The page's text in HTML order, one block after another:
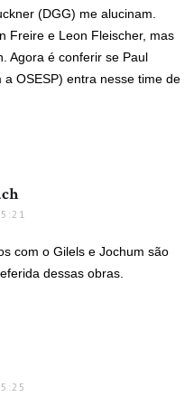
(DGG) me alucinam.
Freire e Leon Fleischer, mas
Agora é conferir se Paul
OSESP) entra nesse time de
disse:
com o Gilels e Jochum são
dessas obras.